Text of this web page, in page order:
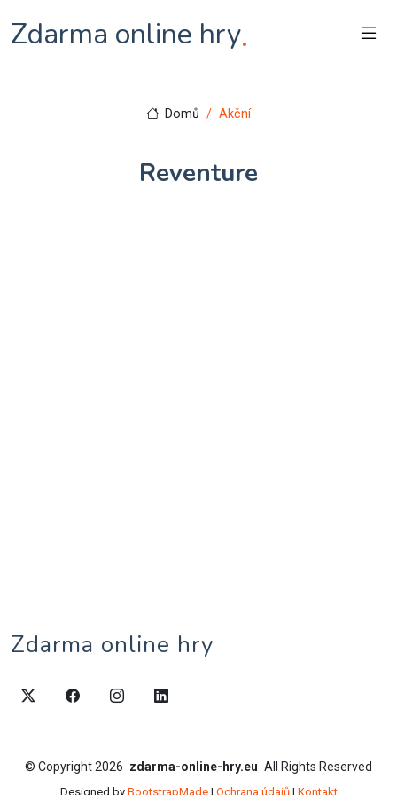
Zdarma online hry.
Domů Akční
Reventure
Zdarma online hry
© Copyright2026 zdarma-online-hry.eu All Rights Reserved
Designed by BootstrapMade| Ochrana údajů| Kontakt